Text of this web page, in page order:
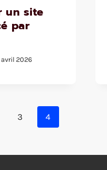
un site
par
avril 2026
3 4